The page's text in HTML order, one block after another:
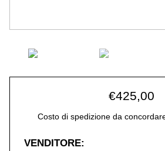
€425,00
Costo di spedizione da
VENDITORE: